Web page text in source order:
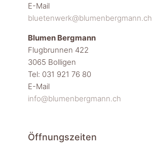
E-Mail
bluetenwerk@blumenbergmann.ch
Blumen Bergmann
Flugbrunnen 422
3065 Bolligen
Tel: 031 921 76 80
E-Mail
info@blumenbergmann.ch
Öffnungszeiten